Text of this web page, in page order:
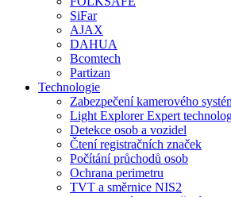
SiFar
AJAX
DAHUA
Bcomtech
Partizan
Technologie
Zabezpečení kamerového
Light Explorer Expert
Detekce osob a vozidel
Čtení registračních značek
Počítání průchodů osob
Ochrana perimetru
TVT a směrnice NIS2